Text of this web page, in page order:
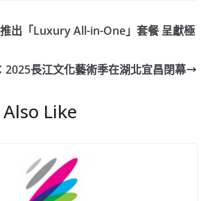
出「Luxury All-in-One」套餐 呈獻極
2025長江文化藝術季在湖北宜昌閉幕
Like